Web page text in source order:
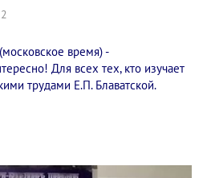
научно-исследовательский
Класс онлайн изучения"
«ТЕОСОФСКИЙ КВИЗИ»"
время) -
Для всех тех, кто изучает
трудами Е.П. Блаватской.